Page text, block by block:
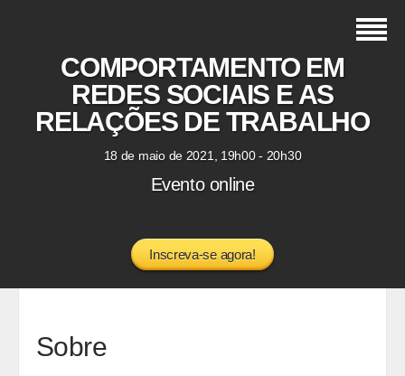
COMPORTAMENTO EM
REDES SOCIAIS E AS
RELAÇÕES DE TRABALHO
18 de maio de 2021, 19h00 - 20h30
Evento online
Inscreva-se agora!
Sobre